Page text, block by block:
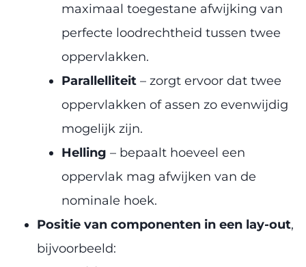
maximaal toegestane afwijking van
perfecte loodrechtheid tussen twee
oppervlakken.
Parallelliteit – zorgt ervoor dat twee
oppervlakken of assen zo evenwijdig
mogelijk zijn.
Helling – bepaalt hoeveel een
oppervlak mag afwijken van de
nominale hoek.
Positie van componenten in een lay-out,
bijvoorbeeld: